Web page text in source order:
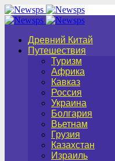
Древний Китай
Путешествия
Туризм
Африка
Кавказ
Россия
Украина
Болгария
Вьетнам
Грузия
Казахстан
Израиль